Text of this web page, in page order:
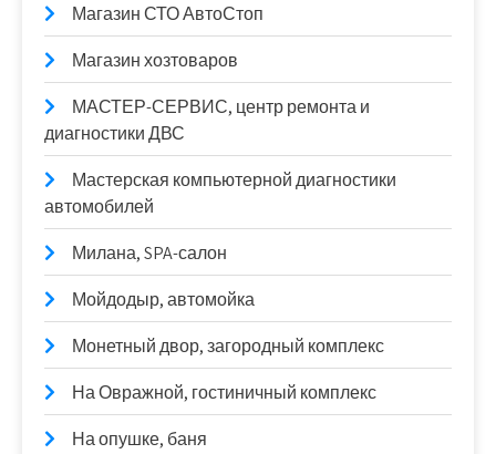
Магазин СТО АвтоСтоп
Магазин хозтоваров
МАСТЕР-СЕРВИС, центр ремонта и
диагностики ДВС
Мастерская компьютерной диагностики
автомобилей
Милана, SPA-салон
Мойдодыр, автомойка
Монетный двор, загородный комплекс
На Овражной, гостиничный комплекс
На опушке, баня